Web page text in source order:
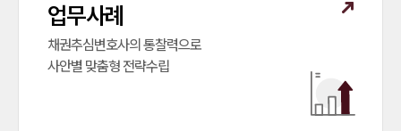
업무사례
채권추심변호사의 통찰력으로
사안별 맞춤형 전략수립